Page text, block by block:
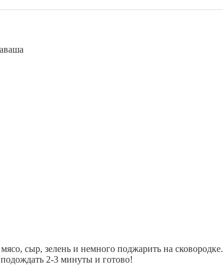
сыр, зелень и немного поджарить на сковородке.
2-3 минуты и готово!